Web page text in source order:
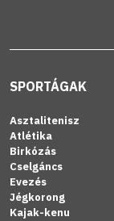
SPORTÁGAK
Asztalitenisz
Atlétika
Birkózás
Cselgáncs
Evezés
Jégkorong
Kajak-kenu